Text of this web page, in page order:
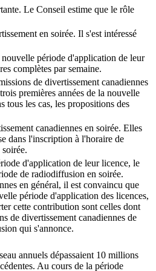
Le Conseil estime que le rôle
en soirée. Il s'est intéressé
période d'application de leur
complètes par semaine.
de divertissement canadiennes
premières années de la nouvelle
tous les cas, les propositions des
canadiennes en soirée. Elles
dans l'inscription à l'horaire de
d'application de leur licence, le
de radiodiffusion en soirée.
en général, il est convaincu que
période d'application des licences,
cette contribution sont celles dont
de divertissement canadiennes de
qui s'annonce.
annuels dépassaient 10 millions
Au cours de la période